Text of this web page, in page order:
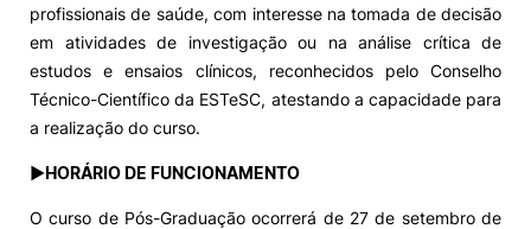
profissionais de saúde, com interesse na tomada de decisão
em atividades de investigação ou na análise crítica de
estudos e ensaios clínicos, reconhecidos pelo Conselho
Técnico-Científico da ESTeSC, atestando a capacidade para
a realização do curso.
►HORÁRIO DE FUNCIONAMENTO
O curso de Pós-Graduação ocorrerá de 27 de setembro de